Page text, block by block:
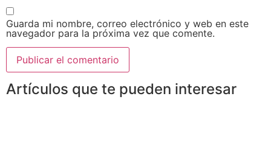
Guarda mi nombre, correo electrónico y web en este
navegador para la próxima vez que comente.
Artículos que te pueden interesar